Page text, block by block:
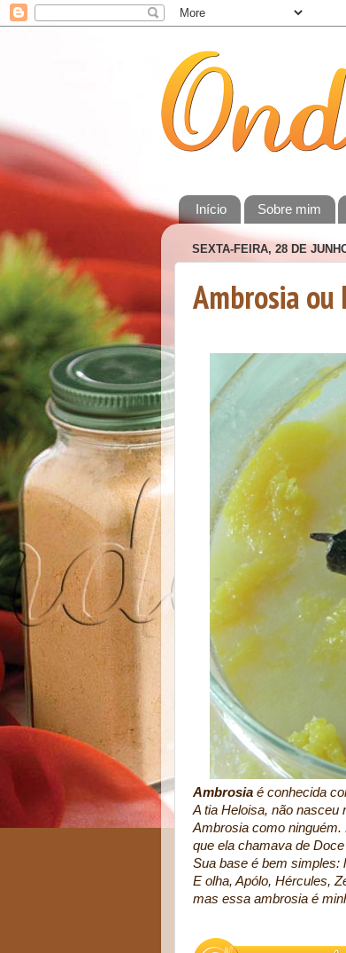
Início Sobre mim
SEXTA-FEIRA, 28 DE
Ambrosia ou
Ambrosia é conhecida
A tia Heloisa, não nasceu
Ambrosia como
que ela chamava de
Sua base é bem simples:
E olha, Apólo, Hércules,
mas essa ambrosia é